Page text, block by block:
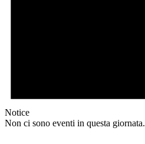
Notice
Non ci sono eventi in questa giornata.